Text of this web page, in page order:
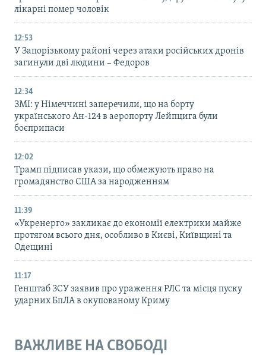
лікарні помер чоловік
12:53
У Запорізькому районі через атаки російських дронів
загинули дві людини – Федоров
12:34
ЗМІ: у Німеччині заперечили, що на борту
українського Ан-124 в аеропорту Лейпцига були
боєприпаси
12:02
Трамп підписав укази, що обмежують право на
громадянство США за народженням
11:39
«Укренерго» закликає до економії електрики майже
протягом всього дня, особливо в Києві, Київщині та
Одещині
11:17
Генштаб ЗСУ заявив про ураження РЛС та місця пуску
ударних БпЛА в окупованому Криму
ВАЖЛИВЕ НА СВОБОДІ